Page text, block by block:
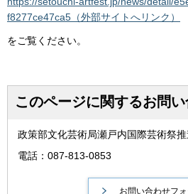
f8277ce47ca5（外部サイトへリンク）
をご覧ください。
このページに関するお問
政策部文化芸術局瀬戸内国際芸術祭
電話：087-813-0853